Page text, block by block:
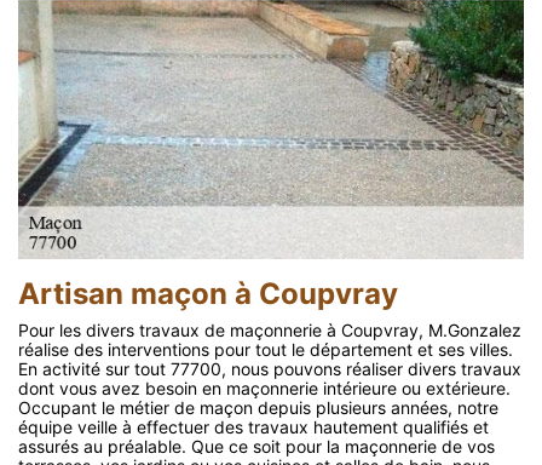
Artisan maçon à Coupvray
Pour les divers travaux de maçonnerie à Coupvray, M.Gonzalez
réalise des interventions pour tout le département et ses villes.
En activité sur tout 77700, nous pouvons réaliser divers travaux
dont vous avez besoin en maçonnerie intérieure ou extérieure.
Occupant le métier de maçon depuis plusieurs années, notre
équipe veille à effectuer des travaux hautement qualifiés et
assurés au préalable. Que ce soit pour la maçonnerie de vos